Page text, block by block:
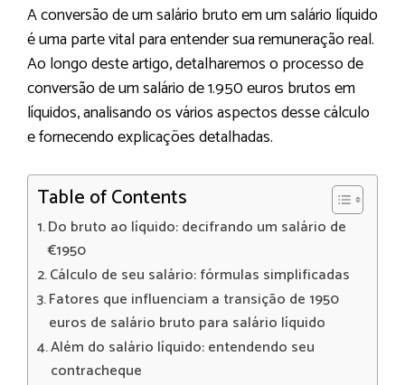
A conversão de um salário bruto em um salário líquido
é uma parte vital para entender sua remuneração real.
Ao longo deste artigo, detalharemos o processo de
conversão de um salário de 1.950 euros brutos em
líquidos, analisando os vários aspectos desse cálculo
e fornecendo explicações detalhadas.
Table of Contents
Do bruto ao líquido: decifrando um salário de
€1950
Cálculo de seu salário: fórmulas simplificadas
Fatores que influenciam a transição de 1950
euros de salário bruto para salário líquido
Além do salário líquido: entendendo seu
contracheque